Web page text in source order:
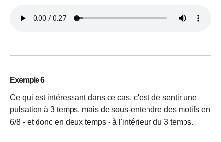
Exemple 6
Ce qui est intéressant dans ce cas, c'est de sentir une
pulsation à 3 temps, mais de sous-entendre des motifs en
6/8 - et donc en deux temps - à l'intérieur du 3 temps.